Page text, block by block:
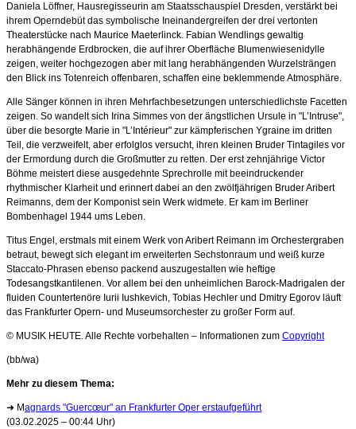
Daniela Löffner, Hausregisseurin am Staatsschauspiel Dresden, verstärkt bei
ihrem Operndebüt das symbolische Ineinandergreifen der drei vertonten
Theaterstücke nach Maurice Maeterlinck. Fabian Wendlings gewaltig
herabhängende Erdbrocken, die auf ihrer Oberfläche Blumenwiesenidylle
zeigen, weiter hochgezogen aber mit lang herabhängenden Wurzelsträngen
den Blick ins Totenreich offenbaren, schaffen eine beklemmende Atmosphäre.
Alle Sänger können in ihren Mehrfachbesetzungen unterschiedlichste Facetten
zeigen. So wandelt sich Irina Simmes von der ängstlichen Ursule in "L’Intruse",
über die besorgte Marie in "L’Intérieur" zur kämpferischen Ygraine im dritten
Teil, die verzweifelt, aber erfolglos versucht, ihren kleinen Bruder Tintagiles vor
der Ermordung durch die Großmutter zu retten. Der erst zehnjährige Victor
Böhme meistert diese ausgedehnte Sprechrolle mit beeindruckender
rhythmischer Klarheit und erinnert dabei an den zwölfjährigen Bruder Aribert
Reimanns, dem der Komponist sein Werk widmete. Er kam im Berliner
Bombenhagel 1944 ums Leben.
Titus Engel, erstmals mit einem Werk von Aribert Reimann im Orchestergraben
betraut, bewegt sich elegant im erweiterten Sechstonraum und weiß kurze
Staccato-Phrasen ebenso packend auszugestalten wie heftige
Todesangstkantilenen. Vor allem bei den unheimlichen Barock-Madrigalen der
fluiden Countertenöre Iurii Iushkevich, Tobias Hechler und Dmitry Egorov läuft
das Frankfurter Opern- und Museumsorchester zu großer Form auf.
© MUSIK HEUTE. Alle Rechte vorbehalten – Informationen zum Copyright
(bb/wa)
Mehr zu diesem Thema:
➜ Magnards "Guercœur" an Frankfurter Oper erstaufgeführt
(03.02.2025 – 00:44 Uhr)